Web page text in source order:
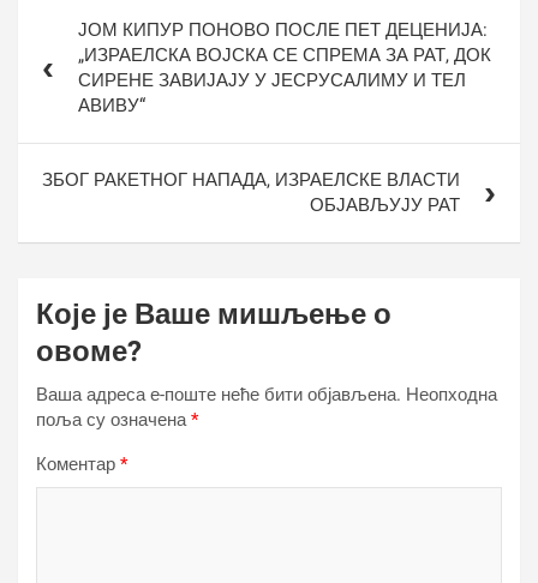
чланкаЈОМ КИПУР ПОНОВО ПОСЛЕ ПЕТ ДЕЦЕНИЈА:
„ИЗРАЕЛСКА ВОЈСКА СЕ СПРЕМА ЗА РАТ, ДОК
СИРЕНЕ ЗАВИЈАЈУ У ЈЕСРУСАЛИМУ И ТЕЛ
АВИВУ“
ЗБОГ РАКЕТНОГ НАПАДА, ИЗРАЕЛСКЕ ВЛАСТИ
ОБЈАВЉУЈУ РАТ
Које је Ваше мишљење о
овоме?
Ваша адреса е-поште неће бити објављена. Неопходна
поља су означена*
Коментар *